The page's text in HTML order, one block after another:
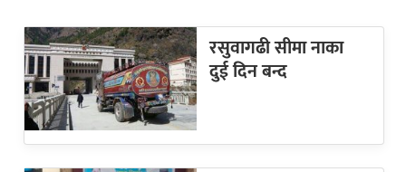
रसुवागढी सीमा नाका
दुई दिन बन्द